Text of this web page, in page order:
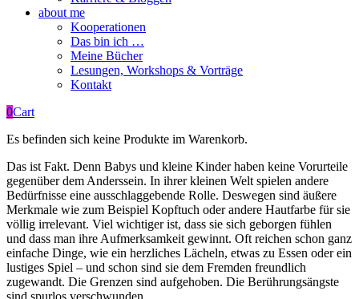
about me
Kooperationen
Das bin ich …
Meine Bücher
Lesungen, Workshops & Vorträge
Kontakt
0Cart
Es befinden sich keine Produkte im Warenkorb.
Das ist Fakt. Denn Babys und kleine Kinder haben keine Vorurteile
gegenüber dem Anderssein. In ihrer kleinen Welt spielen andere
Bedürfnisse eine ausschlaggebende Rolle. Deswegen sind äußere
Merkmale wie zum Beispiel Kopftuch oder andere Hautfarbe für sie
völlig irrelevant. Viel wichtiger ist, dass sie sich geborgen fühlen
und dass man ihre Aufmerksamkeit gewinnt. Oft reichen schon ganz
einfache Dinge, wie ein herzliches Lächeln, etwas zu Essen oder ein
lustiges Spiel – und schon sind sie dem Fremden freundlich
zugewandt. Die Grenzen sind aufgehoben. Die Berührungsängste
sind spurlos verschwunden.